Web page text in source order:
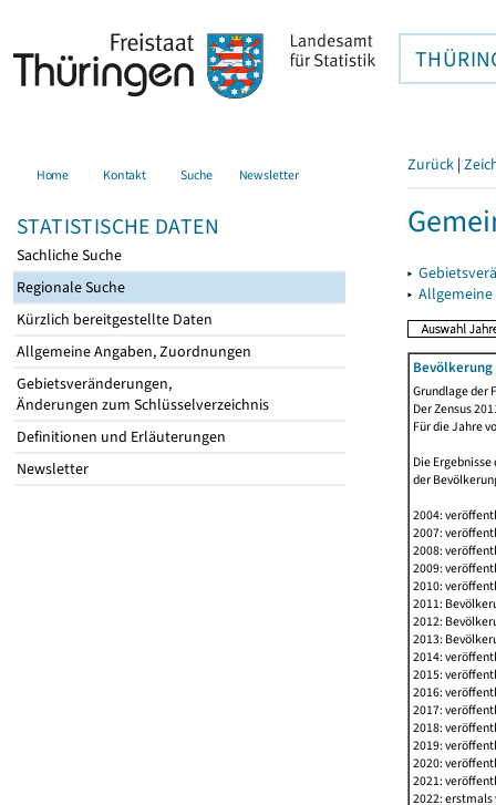
Home Kontakt Suche Newsletter
STATISTISCHE DATEN
Sachliche Suche
Regionale Suche
Kürzlich bereitgestellte Daten
Allgemeine Angaben, Zuordnungen
Gebietsveränderungen,
Änderungen zum Schlüsselverzeichnis
Definitionen und Erläuterungen
Newsletter
Zurück |
▸
▸
Grundlage der
Der Zensus
Für die Jahre
Die
der
2004:
2007:
2008:
2009:
2010:
2011:
2012:
2013:
2014:
2015:
2016:
2017:
2018:
2019:
2020:
2021:
2022: